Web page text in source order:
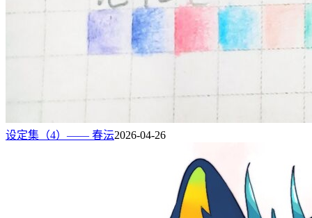
设定集（4）—— 春沄2026-04-26